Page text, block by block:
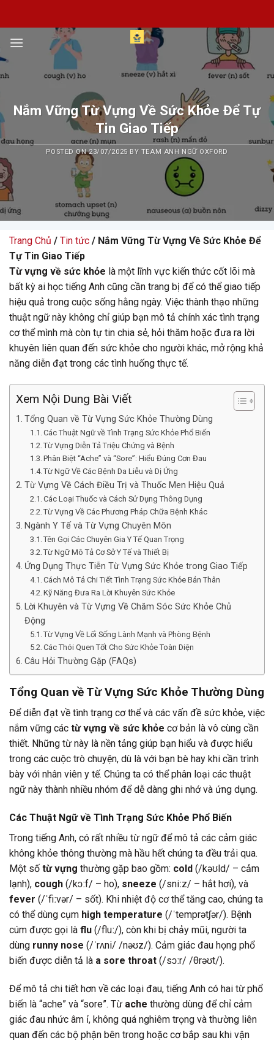
content
Nắm Vững Từ Vựng Về Sức Khỏe Để Tự
Tin Giao Tiếp
POSTED ON23/07/2025 BY TEAM ANH NGỮ OXFORD
Trang Chủ / Tin tức / Nắm Vững Từ Vựng Về Sức Khỏe Để
Tự Tin Giao Tiếp
Từ vựng về sức khỏe là một lĩnh vực kiến thức cốt lõi mà
bất kỳ ai học tiếng Anh cũng cần trang bị để có thể giao tiếp
hiệu quả trong cuộc sống hằng ngày. Việc thành thạo những
thuật ngữ này không chỉ giúp bạn mô tả chính xác tình trạng
cơ thể mình mà còn tự tin chia sẻ, hỏi thăm hoặc đưa ra lời
khuyên liên quan đến sức khỏe cho người khác, mở rộng khả
năng diễn đạt trong các tình huống thực tế.
Xem Nội Dung Bài Viết
Tổng Quan về Từ Vựng Sức Khỏe Thường Dùng
Các Thuật Ngữ về Tình Trạng Sức Khỏe Phổ Biến
Từ Vựng Diễn Tả Triệu Chứng và Bệnh
Phân Biệt “Ache” và “Sore”: Hiểu Đúng Cơn Đau
Từ Ngữ Về Các Bệnh Da Liễu và Dị Ứng
Từ Vựng Về Cách Điều Trị và Thuốc Men Hiệu Quả
Các Loại Thuốc và Cách Sử Dụng Thông Dụng
Từ Vựng Về Các Phương Pháp Chữa Bệnh Khác
Ngành Y Tế và Từ Vựng Chuyên Môn
Tên Gọi Các Chuyên Gia Y Tế Quan Trọng
Từ Ngữ Mô Tả Cơ Sở Y Tế và Thiết Bị
Ứng Dụng Thực Tiễn Từ Vựng Sức Khỏe trong Giao Tiếp
Cách Mô Tả Chi Tiết Tình Trạng Sức Khỏe Bản Thân
Kỹ Năng Đưa Ra Lời Khuyên Sức Khỏe
Lời Khuyên và Từ Vựng Về Chăm Sóc Sức Khỏe Chủ
Động
Từ Vựng Về Lối Sống Lành Mạnh và Phòng Bệnh
Các Thói Quen Tốt Cho Sức Khỏe Toàn Diện
Câu Hỏi Thường Gặp (FAQs)
Tổng Quan về Từ Vựng Sức Khỏe Thường Dùng
Để diễn đạt về tình trạng cơ thể và các vấn đề sức khỏe, việc
nắm vững các từ vựng về sức khỏe cơ bản là vô cùng cần
thiết. Những từ này là nền tảng giúp bạn hiểu và được hiểu
trong các cuộc trò chuyện, dù là với bạn bè hay khi cần trình
bày với nhân viên y tế. Chúng ta có thể phân loại các thuật
ngữ này thành nhiều nhóm để dễ dàng ghi nhớ và ứng dụng.
Các Thuật Ngữ về Tình Trạng Sức Khỏe Phổ Biến
Trong tiếng Anh, có rất nhiều từ ngữ để mô tả các cảm giác
không khỏe thông thường mà hầu hết chúng ta đều trải qua.
Một số từ vựng thường gặp bao gồm: cold (/kəʊld/ – cảm
lạnh), cough (/kɔːf/ – ho), sneeze (/sniːz/ – hắt hơi), và
fever (/ˈfiːvər/ – sốt). Khi nhiệt độ cơ thể tăng cao, chúng ta
có thể dùng cụm high temperature (/ˈtemprətʃər/). Bệnh
cúm được gọi là flu (/fluː/), còn khi bị chảy mũi, người ta
dùng runny nose (/ˈrʌni/ /nəʊz/). Cảm giác đau họng phổ
biến được diễn tả là a sore throat (/sɔːr/ /θrəʊt/).
Để mô tả chi tiết hơn về các loại đau, tiếng Anh có hai từ phổ
biến là “ache” và “sore”. Từ ache thường dùng để chỉ cảm
giác đau nhức âm ỉ, không quá nghiêm trọng và thường liên
quan đến các bộ phận bên trong hoặc cơ bắp sau khi vận